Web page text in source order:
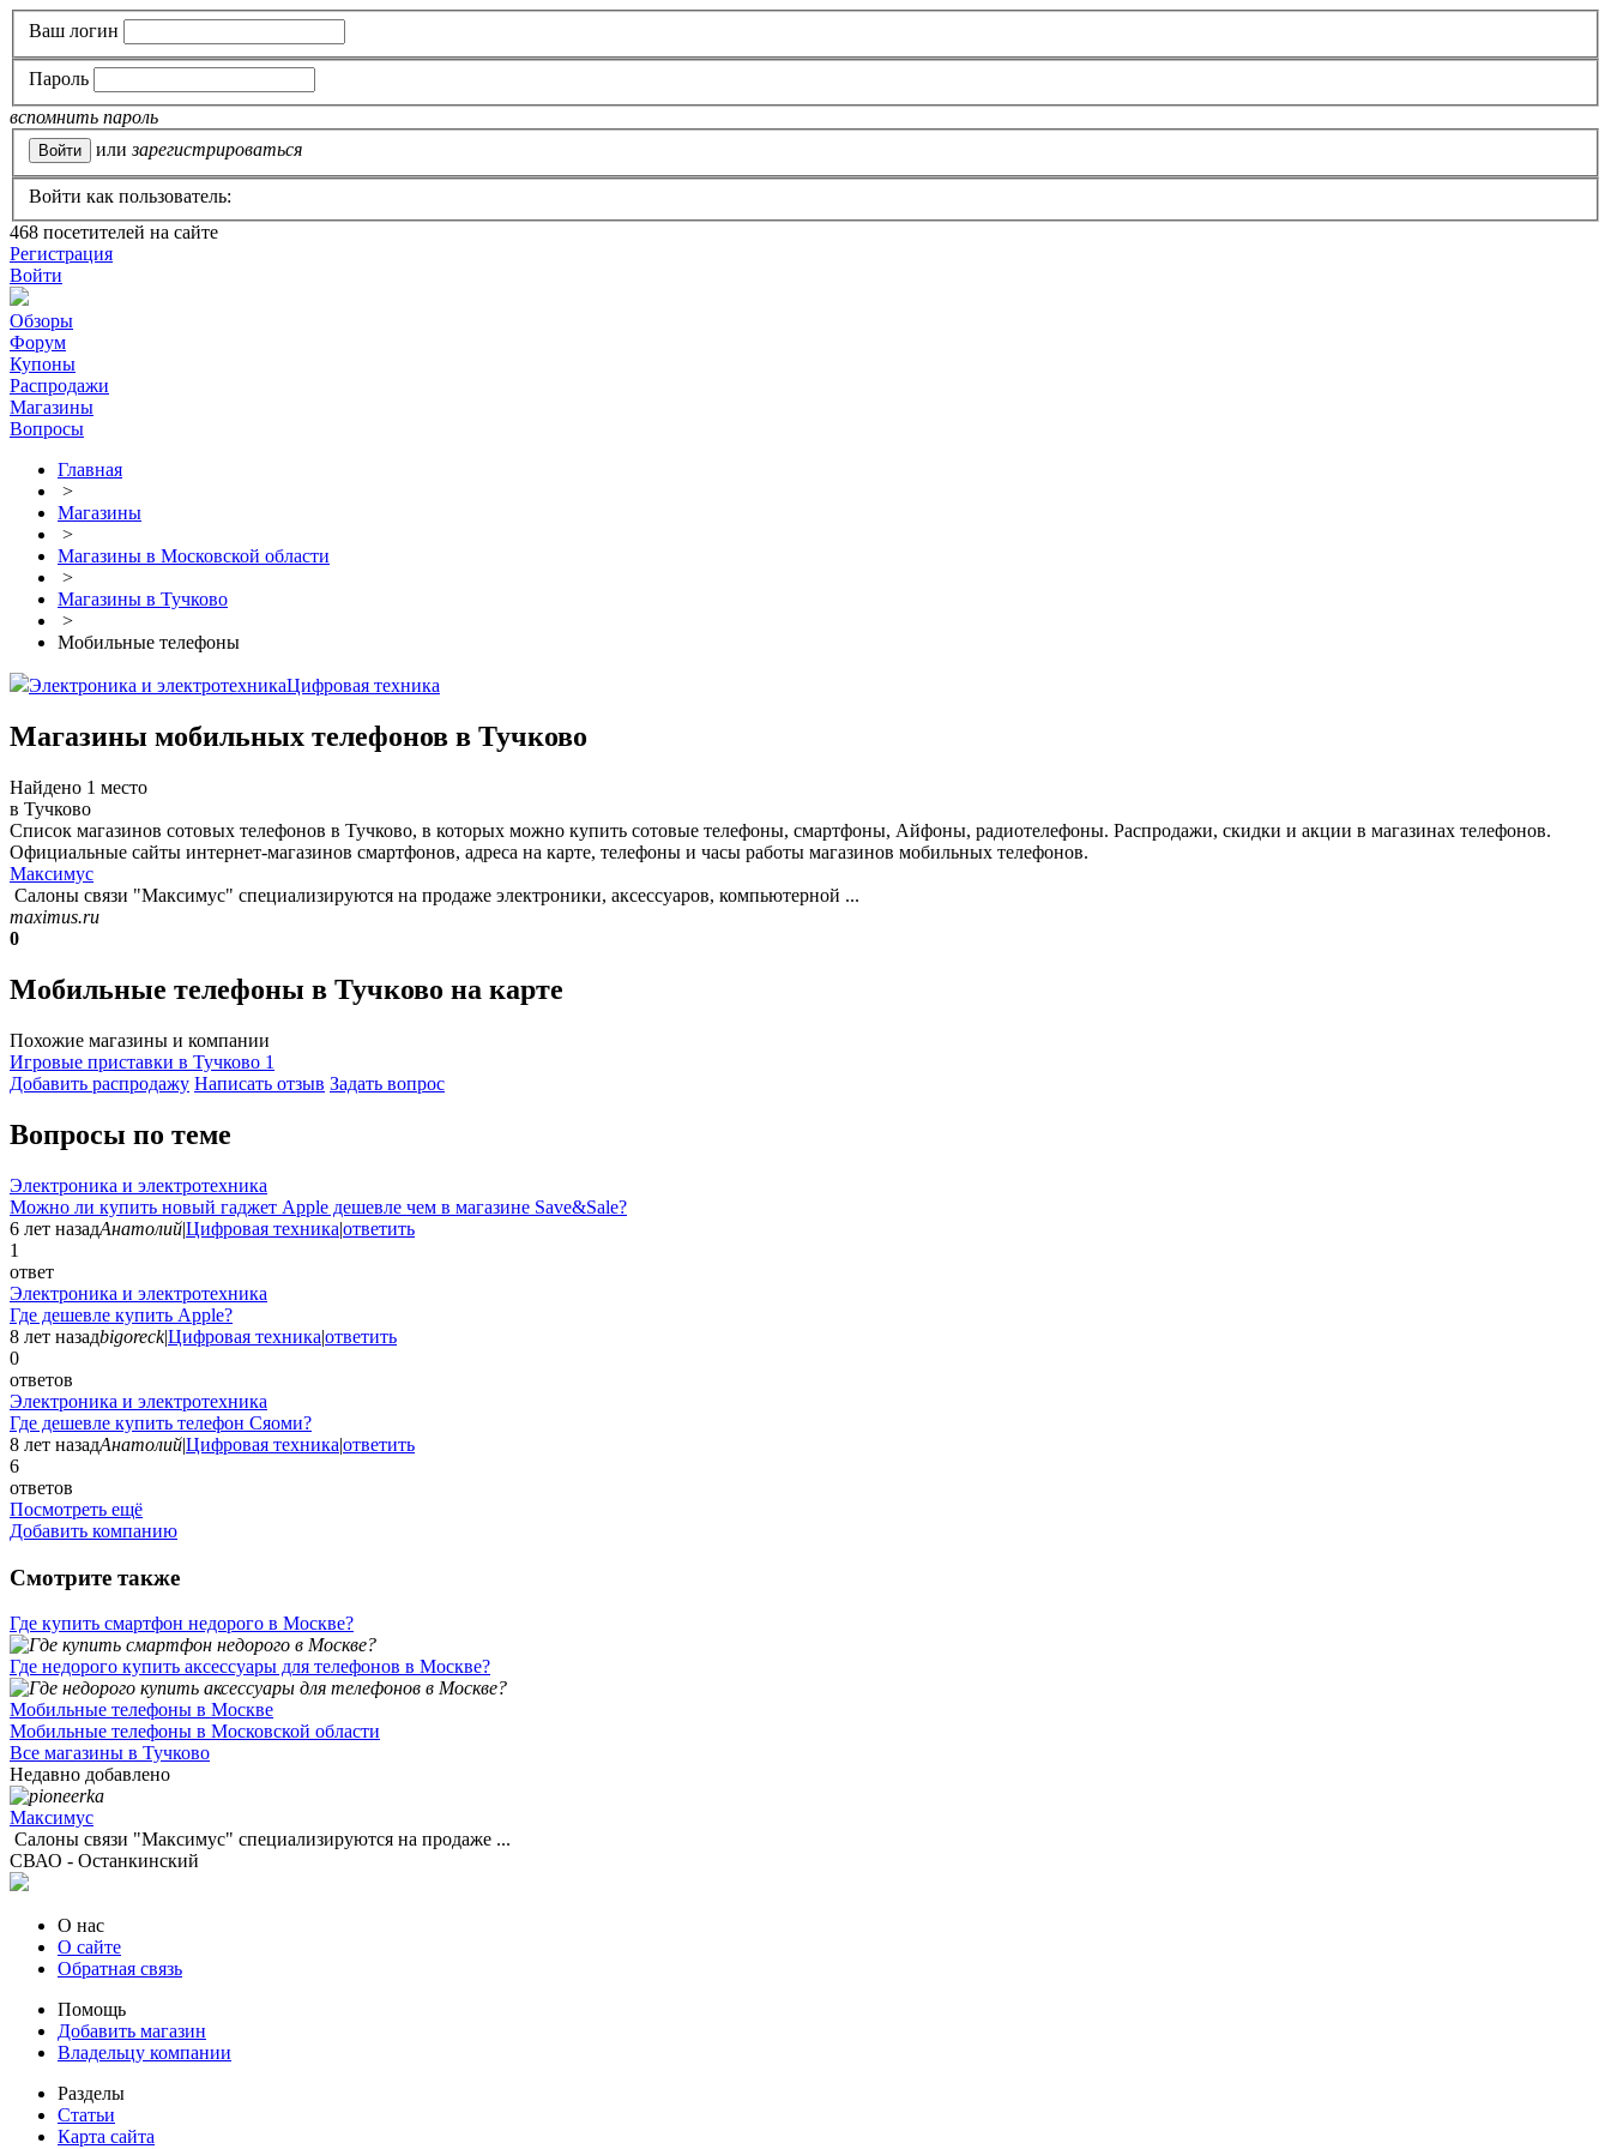
Ваш логин
Пароль
вспомнить пароль
или зарегистрироваться
Войти как пользователь:
468 посетителей на сайте
Регистрация
Войти
Обзоры
Форум
Купоны
Распродажи
Магазины
Вопросы
Главная
>
Магазины
>
Магазины в Московской области
>
Магазины в Тучково
>
Мобильные телефоны
Электроника и электротехникаЦифровая техника
Магазины мобильных телефонов в Тучково
Найдено 1 место
в Тучково
Список магазинов сотовых телефонов в Тучково, в которых можно купить сотовые телефоны, смартфоны, Айфоны, радиотелефоны. Распродажи, скидки и акции в магазинах телефонов.
Официальные сайты интернет-магазинов смартфонов, адреса на карте, телефоны и часы работы магазинов мобильных телефонов.
Максимус
Салоны связи "Максимус" специализируются на продаже электроники, аксессуаров, компьютерной ...
maximus.ru
0
Мобильные телефоны в Тучково на карте
Похожие магазины и компании
Игровые приставки в Тучково 1
Добавить раcпродажу Написать отзыв Задать вопрос
Вопросы по теме
Электроника и электротехника
Можно ли купить новый гаджет Apple дешевле чем в магазине Save&Sale?
6 лет назадАнатолий|Цифровая техника|ответить
1
ответ
Электроника и электротехника
Где дешевле купить Apple?
8 лет назадbigoreck|Цифровая техника|ответить
0
ответов
Электроника и электротехника
Где дешевле купить телефон Сяоми?
8 лет назадАнатолий|Цифровая техника|ответить
6
ответов
Посмотреть ещё
Добавить компанию
Смотрите также
Где купить смартфон недорого в Москве?
Где недорого купить аксессуары для телефонов в Москве?
Мобильные телефоны в Москве
Мобильные телефоны в Московской области
Все магазины в Тучково
Недавно добавлено
Максимус
Салоны связи "Максимус" специализируются на продаже ...
СВАО - Останкинский
О нас
О сайте
Обратная связь
Помощь
Добавить магазин
Владельцу компании
Разделы
Статьи
Карта сайта